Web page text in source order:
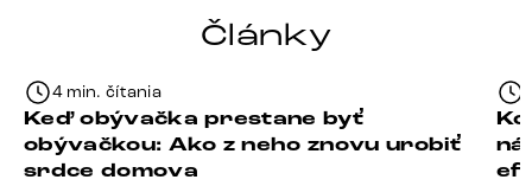
Články
4 min. čítania
Keď obývačka prestane byť
obývačkou: Ako z neho znovu urobiť
srdce domova